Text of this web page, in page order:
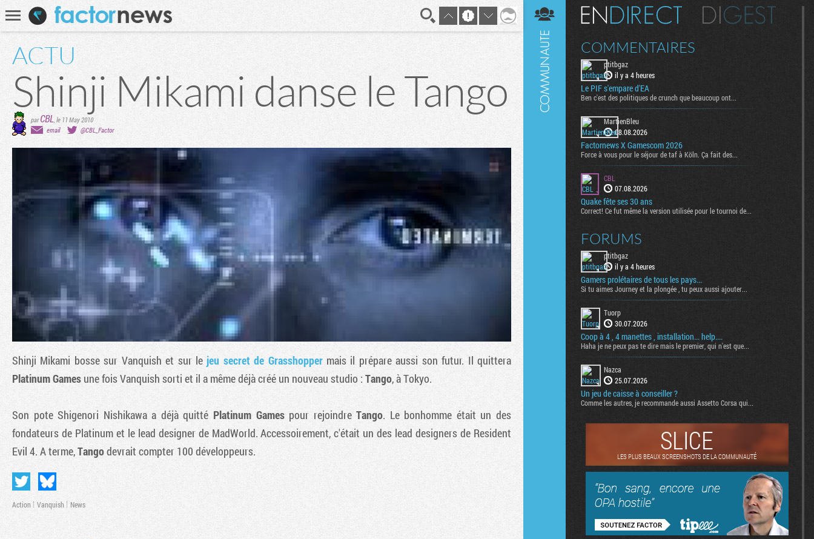
Recherche
ACTU
Shinji Mikami danse le Tango
parCBL le 11 May 2010
email
@CBL_Factor
Shinji Mikami bosse sur Vanquish et sur le jeu secret de Grasshoppermais il prépare aussi son futur. Il quittera
Platinum Games une foisVanquish sorti et il a même déjà créé un nouveau studio : Tango, à Tokyo.
Son pote Shigenori Nishikawa a déjà quitté Platinum Gamespour rejoindreTango. Le bonhomme était un des
fondateurs de Platinum et le lead designer de MadWorld. Accessoirement, c'était un des lead designers de Resident
Evil 4. A terme,Tangodevrait compter 100 développeurs.
Action Vanquish News
En direct Digest
COMMENTAIRES
ptitbgaz
il y a 4 heures
Le PIF s'empare d'EA
Ben c'est des politiques de crunch que beaucoup ont...
MartienBleu
08.08.2026
Factornews X Gamescom 2026
Force à vous pour le séjour de taf à Köln. Ça fait des...
CBL
07.08.2026
Quake fête ses 30 ans
Correct! Ce fut même la version utilisée pour le tournoi de...
FORUMS
ptitbgaz
il y a 4 heures
Gamers prolétaires de tous les pays...
Si tu aimes Journey et la plongée , tu peux aussi ajouter...
Tuorp
30.07.2026
Coop à 4 , 4 manettes , installation... help....
Haha je ne peux pas te dire mais le premier, qui n'est que...
Nazca
25.07.2026
Un jeu de caisse à conseiller ?
Comme les autres, je recommande aussi Assetto Corsa qui...
SLICE
LES PLUS BEAUX SCREENSHOTS DE LA COMMUNAUTÉ